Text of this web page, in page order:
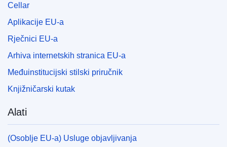
Cellar
Aplikacije EU-a
Rječnici EU-a
Arhiva internetskih stranica EU-a
Međuinstitucijski stilski priručnik
Knjižničarski kutak
Alati
(Osoblje EU-a) Usluge objavljivanja